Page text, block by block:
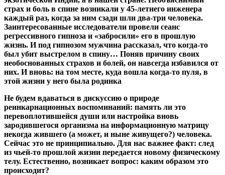
страх и боль в спине возникали у 45-летнего инженера
каждый раз, когда за ним сзади шли два-три человека.
Заинтересованные исследователи провели сеанс
регрессивного гипноза и «забросили» его в прошлую
жизнь. И под гипнозом мужчина рассказал, что когда-то
был убит выстрелом в спину… Поняв причину своих
необоснованных страхов и болей, он навсегда избавился от
них. И вновь: на том месте, куда вошла когда-то пуля, в
этой жизни у него была родинка
Не будем вдаваться в дискуссию о природе
реинкарнационных воспоминаний: память ли это
перевоплотившейся души или настройка вновь
зародившегося организма на информационную матрицу
некогда жившего (а может, и ныне живущего?) человека.
Сейчас это не принципиально. Для нас важнее факт: след
из чьей-то прошлой жизни передается новому физическому
телу. Естественно, возникает вопрос: каким образом это
происходит?